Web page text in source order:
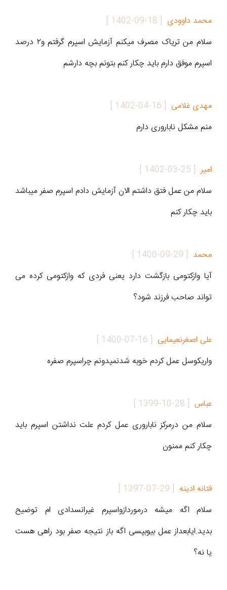
محمد داوودی [
1402-09-18
]
سلام من تریاک مصرف میکنم آزمایش اسپرم گرفتم و۲ درصد
اسپرم موفق دارم باید چکار کنم بتونم بچه دارشم
مھدی غلامی [
1402-04-16
]
منم مشکل ناباروری دارم
امیر [
1402-03-25
]
سلام من عمل فتق داشتم الان آزمایش دادم اسپرم صفر میباشد
باید چکار کنم
محمد [
1400-09-29
]
آیا وازکتومی بازگشت دارد یعنی فردی که وازکتومی کرده می
تواند صاحب فرزند شود؟
علی اصغرنعیمایی [
1400-07-16
]
واریکوسل عمل کردم خوبه شدنمیدونم چراسپرم صفره
عباس [
1399-10-28
]
سلام من درمرکز ناباروری عمل کردم علت نداشتن اسپرم باید
چکار کنم ممنون
فتانه ادینه [
1397-07-29
]
سلام اگه میشه درموردازواسپرم غیرانسدادی ام توضیح
بدید.ایابعداز عمل بیوبپسی اگه باز نتیجه صفر بود راهی هست
یا نه؟